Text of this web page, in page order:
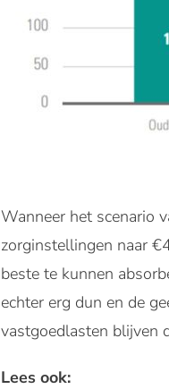
Wanneer het scenario
zorginstellingen naar
beste te kunnen
echter erg dun en de
vastgoedlasten blijven
Lees ook: